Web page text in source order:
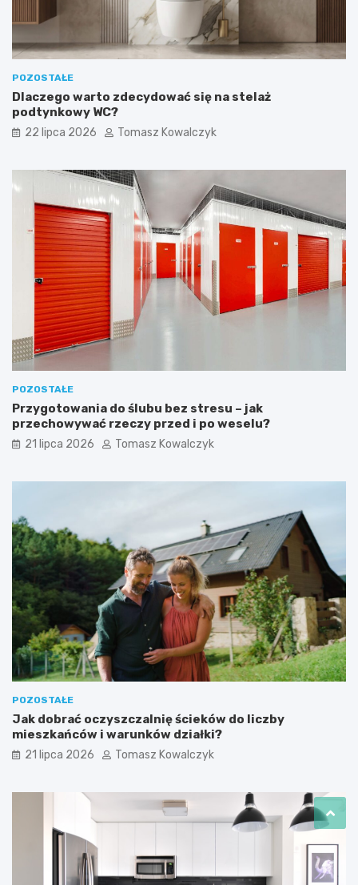
POZOSTAŁE
Dlaczego warto zdecydować się na stelaż
podtynkowy WC?
22 lipca 2026 Tomasz Kowalczyk
POZOSTAŁE
Przygotowania do ślubu bez stresu – jak
przechowywać rzeczy przed i po weselu?
21 lipca 2026 Tomasz Kowalczyk
POZOSTAŁE
Jak dobrać oczyszczalnię ścieków do liczby
mieszkańców i warunków działki?
21 lipca 2026 Tomasz Kowalczyk